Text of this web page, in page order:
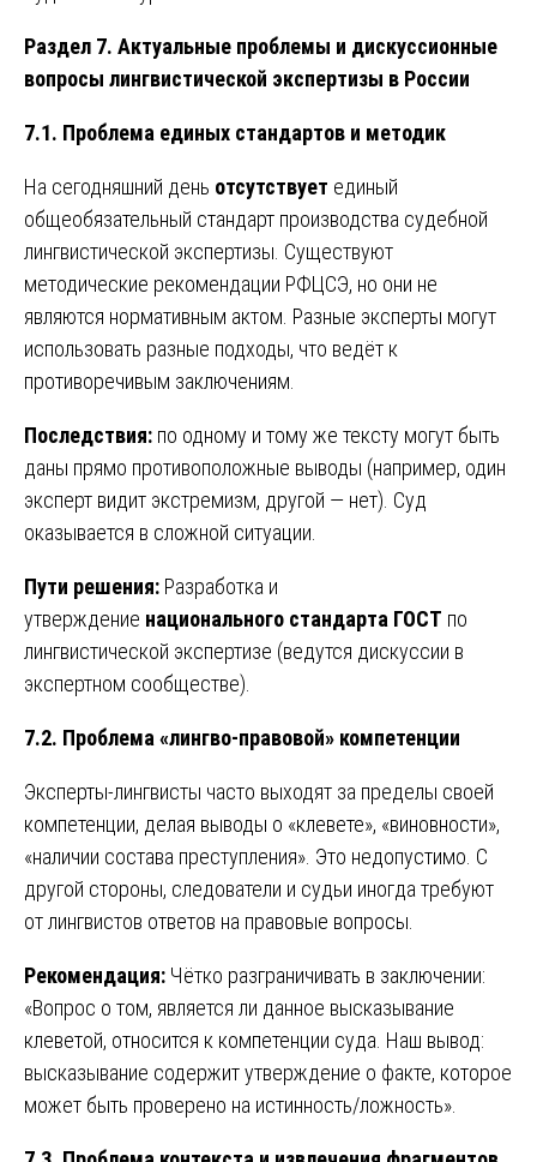
Раздел 7. Актуальные проблемы и дискуссионные
вопросы лингвистической экспертизы в России
7.1. Проблема единых стандартов и методик
На сегодняшний день отсутствует единый
общеобязательный стандарт производства судебной
лингвистической экспертизы. Существуют
методические рекомендации РФЦСЭ, но они не
являются нормативным актом. Разные эксперты могут
использовать разные подходы, что ведёт к
противоречивым заключениям.
Последствия: по одному и тому же тексту могут быть
даны прямо противоположные выводы (например, один
эксперт видит экстремизм, другой — нет). Суд
оказывается в сложной ситуации.
Пути решения: Разработка и
утверждение национального стандарта ГОСТ по
лингвистической экспертизе (ведутся дискуссии в
экспертном сообществе).
7.2. Проблема «лингво-правовой» компетенции
Эксперты-лингвисты часто выходят за пределы своей
компетенции, делая выводы о «клевете», «виновности»,
«наличии состава преступления». Это недопустимо. С
другой стороны, следователи и судьи иногда требуют
от лингвистов ответов на правовые вопросы.
Рекомендация: Чётко разграничивать в заключении:
«Вопрос о том, является ли данное высказывание
клеветой, относится к компетенции суда. Наш вывод:
высказывание содержит утверждение о факте, которое
может быть проверено на истинность/ложность».